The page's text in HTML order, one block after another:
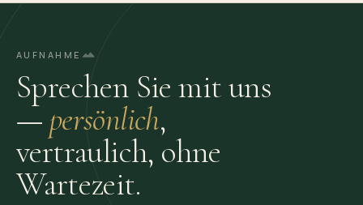
AUFNAHME
Sprechen Sie mit uns
— persönlich,
vertraulich, ohne
Wartezeit.